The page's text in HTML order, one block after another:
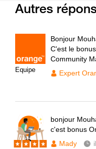
Autres
Equipe
Bonjour
C'est le
Community
Expert
bonjour
c'est bonus
Mady